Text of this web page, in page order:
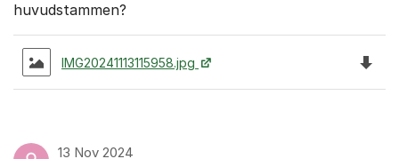
huvudstammen?
IMG20241113115958.jpg
13 Nov 2024